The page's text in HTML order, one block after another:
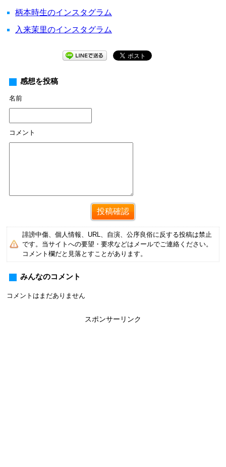
柄本時生のインスタグラム
入来茉里のインスタグラム
感想を投稿
名前
コメント
誹謗中傷、個人情報、URL、自演、公序良俗に反する投稿は禁止
です。当サイトへの要望・要求などはメールでご連絡ください。
コメント欄だと見落とすことがあります。
みんなのコメント
コメントはまだありません
スポンサーリンク